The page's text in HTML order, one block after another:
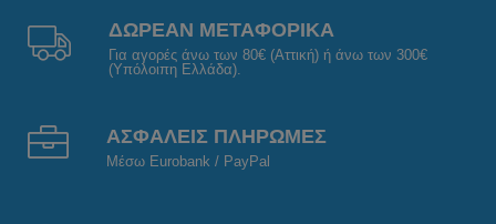
ΔΩΡΕΑΝ ΜΕΤΑΦΟΡΙΚΑ
Για αγορές άνω των 80€ (Αττική) ή άνω των 300€
(Υπόλοιπη Ελλάδα).
ΑΣΦΑΛΕΙΣ ΠΛΗΡΩΜΕΣ
Μέσω Eurobank / PayPal